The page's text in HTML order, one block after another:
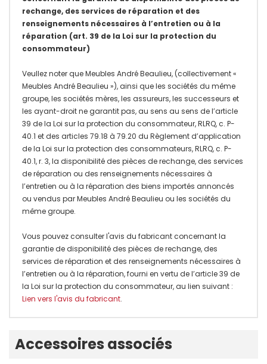
rechange, des services de réparation et des
renseignements nécessaires à l’entretien ou à la
réparation (art. 39 de la Loi sur la protection du
consommateur)
Veullez noter que Meubles André Beaulieu, (collectivement «
Meubles André Beaulieu »), ainsi que les sociétés du même
groupe, les sociétés mères, les assureurs, les successeurs et
les ayant-droit ne garantit pas, au sens au sens de l’article
39 de la Loi sur la protection du consommateur, RLRQ, c. P-
40.1 et des articles 79.18 à 79.20 du Règlement d’application
de la Loi sur la protection des consommateurs, RLRQ, c. P-
40.1, r. 3, la disponibilité des pièces de rechange, des services
de réparation ou des renseignements nécessaires à
l’entretien ou à la réparation des biens importés annoncés
ou vendus par Meubles André Beaulieu ou les sociétés du
même groupe.
Vous pouvez consulter l'avis du fabricant concernant la
garantie de disponibilité des pièces de rechange, des
services de réparation et des renseignements nécessaires à
l’entretien ou à la réparation, fourni en vertu de l’article 39 de
la Loi sur la protection du consommateur, au lien suivant :
Lien vers l'avis du fabricant.
personnalisé
Accessoires associés